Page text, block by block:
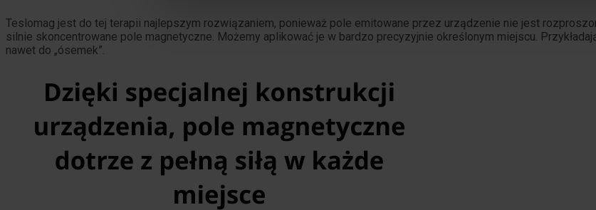
Teslomag jest do tej terapii najlepszym rozwiązaniem, ponieważ pole emitowane przez urządzenie nie jest
silnie skoncentrowane pole magnetyczne. Możemy aplikować je w bardzo precyzyjnie określonym miejscu.
nawet do „ósemek”.